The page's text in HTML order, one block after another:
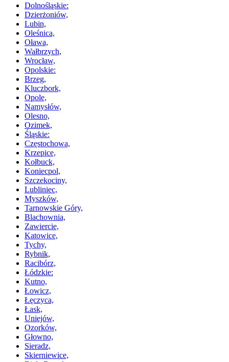
Dolnośląskie:
Dzierżoniów,
Lubin,
Oleśnica,
Oława,
Wałbrzych,
Wrocław,
Opolskie:
Brzeg,
Kluczbork,
Opole,
Namysłów,
Olesno,
Ozimek,
Śląskie:
Częstochowa,
Krzepice,
Kołbuck,
Koniecpol,
Szczekociny,
Lubliniec,
Myszków,
Tarnowskie Góry,
Blachownia,
Zawiercie,
Katowice,
Tychy,
Rybnik,
Racibórz,
Łódzkie:
Kutno,
Łowicz,
Łęczyca,
Łask,
Uniejów,
Ozorków,
Głowno,
Sieradz,
Skierniewice,